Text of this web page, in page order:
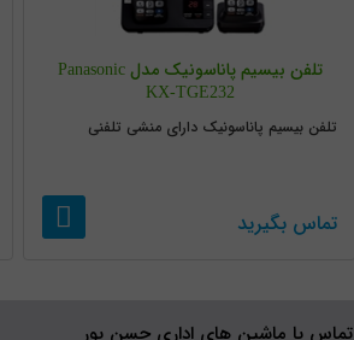
تلفن بیسیم پاناسونیک مدل Panasonic
KX-TGE232
تلفن بیسیم پاناسونیک دارای منشی تلفنی
تماس بگیرید
تماس با ماشین های اداری حسن پور